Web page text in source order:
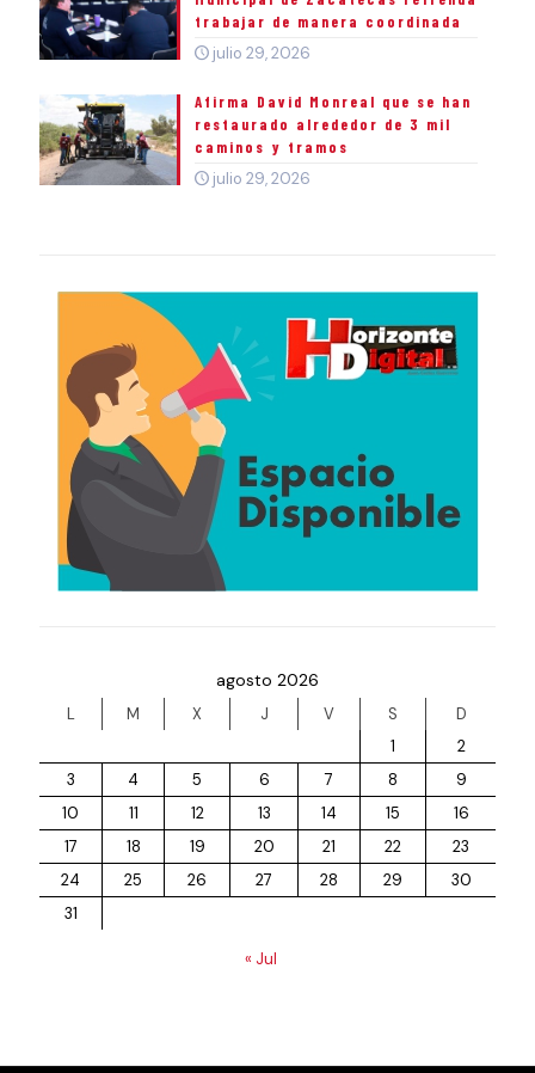
trabajar de manera coordinada
julio 29, 2026
Afirma David Monreal que se han
restaurado alrededor de 3 mil
caminos y tramos
julio 29, 2026
agosto 2026
L M X J V S
D
1
2
3
4 5 6 7 8
9
10
11 12 13 14 15
16
17
18 19 20 21 22
23
24
25 26 27 28 29
30
31
« Jul